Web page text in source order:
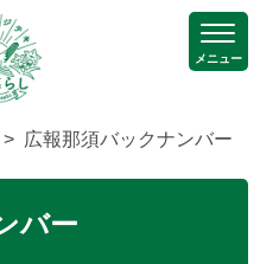
メニュー
> 広報那須バックナンバー
バー